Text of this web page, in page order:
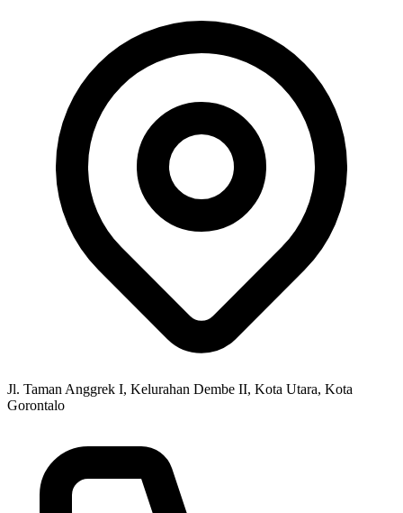
Jl. Taman Anggrek I, Kelurahan Dembe II, Kota Utara, Kota
Gorontalo